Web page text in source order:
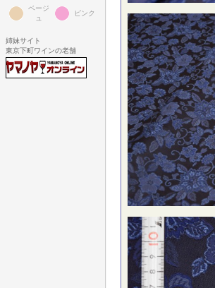
ベージ
ュ
ピンク
姉妹サイト
東京下町ワインの老舗